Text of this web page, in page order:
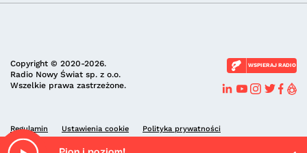
Copyright © 2020-2026.
Radio Nowy Świat sp. z o.o.
Wszelkie prawa zastrzeżone.
WSPIERAJ RADIO
Regulamin Ustawienia cookie Polityka prywatności